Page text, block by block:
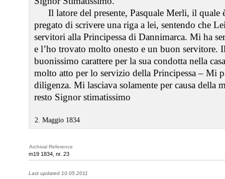
Il latore del presente, Pasquale Merli, il
pregato di scrivere una riga a lei, sentendo che
servitori alla Principessa di Dannimarca. Mi ha
e l’ho trovato molto onesto e un buon servitore.
buonissimo carattere per la sua condotta nella
molto atto per lo servizio della Principessa – Mi
diligenza. Mi lasciava solamente per causa della
resto Signor stimatissimo
2. Maggio 1834
Archival Reference
m19 1834, nr. 23
Last updated 10.05.2011